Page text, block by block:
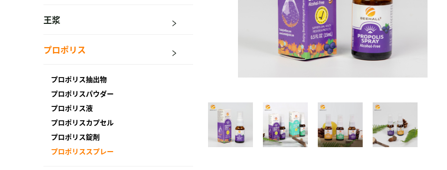
王浆
プロポリス
プロポリス抽出物
プロポリスパウダー
プロポリス液
プロポリスカプセル
プロポリス錠剤
プロポリススプレー